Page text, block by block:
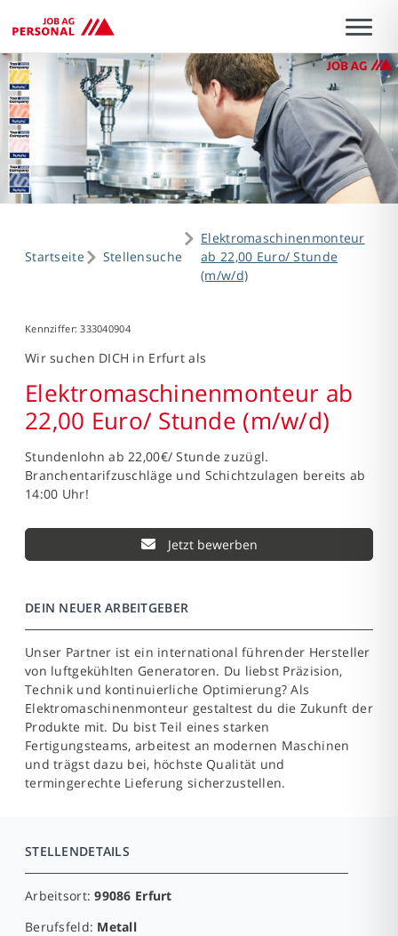
Startseite Stellensuche
Elektromaschinenmonteur
ab 22,00 Euro/ Stunde
(m/w/d)
Kennziffer: 333040904
Wir suchen DICH in Erfurt als
Elektromaschinenmonteur ab
22,00 Euro/ Stunde (m/w/d)
Stundenlohn ab 22,00€/ Stunde zuzügl.
Branchentarifzuschläge und Schichtzulagen bereits ab
14:00 Uhr!
Jetzt bewerben
DEIN NEUER ARBEITGEBER
Unser Partner ist ein international führender Hersteller
von luftgekühlten Generatoren. Du liebst Präzision,
Technik und kontinuierliche Optimierung? Als
Elektromaschinenmonteur gestaltest du die Zukunft der
Produkte mit. Du bist Teil eines starken
Fertigungsteams, arbeitest an modernen Maschinen
und trägst dazu bei, höchste Qualität und
termingerechte Lieferung sicherzustellen.
STELLENDETAILS
Arbeitsort:99086 Erfurt
Berufsfeld: Metall